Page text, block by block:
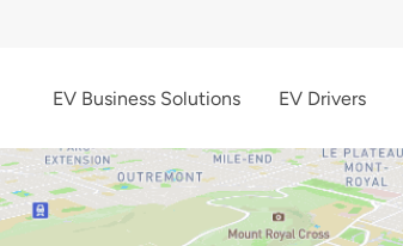
EV Business Solutions EV Drivers